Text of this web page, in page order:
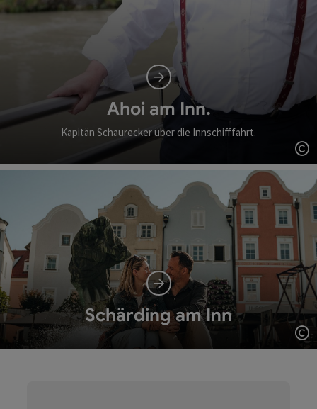
Ahoi am Inn.
Kapitän Schaurecker über die Innschifffahrt.
Schärding am Inn